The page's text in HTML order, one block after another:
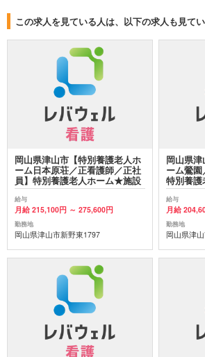
この求人を見ている人は、以下の求人も見て
岡山県津山市【特別養護老人ホ
ーム日本原荘／正看護師／正社
員】特別養護老人ホーム★施設
給与
月給 215,100円 ～ 275,600円
勤務地
岡山県津山市新野東1797
岡山県
ーム鶯園
特別養
給与
月給
勤務地
岡山県津